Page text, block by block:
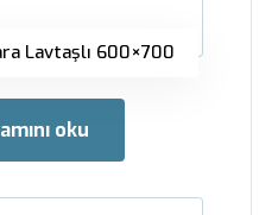
Lavtaşlı 600×700
oku